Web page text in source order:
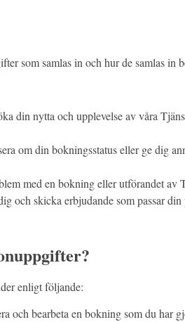
som samlas in och hur de samlas in
din nytta och upplevelse av våra
om din bokningsstatus eller ge dig
med en bokning eller utförandet av
skicka erbjudande som passar
enligt följande:
och bearbeta en bokning som du har